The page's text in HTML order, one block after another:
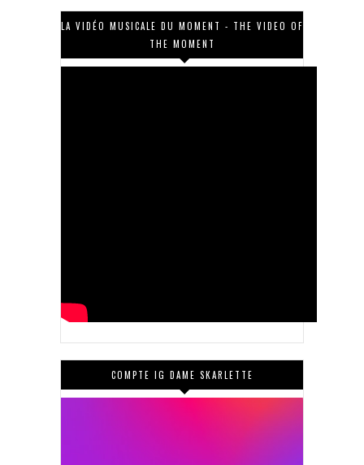
LA VIDÉO MUSICALE DU MOMENT - THE VIDEO OF
THE MOMENT
COMPTE IG DAME SKARLETTE